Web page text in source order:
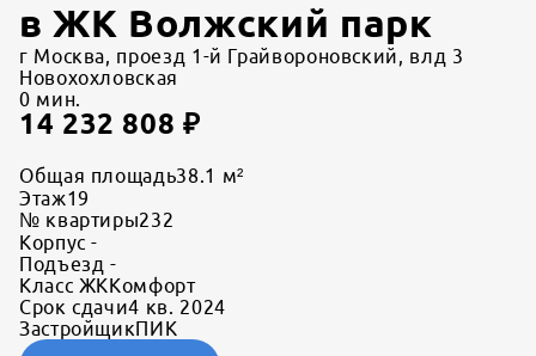
вЖК Волжский парк
г Москва, проезд 1-й Грайвороновский, влд 3
Новохохловская
0 мин.
14 232 808 ₽
Общая площадь38.1 м²
Этаж19
№ квартиры232
Корпус -
Подъезд -
Класс ЖККомфорт
Срок сдачи4 кв. 2024
ЗастройщикПИК